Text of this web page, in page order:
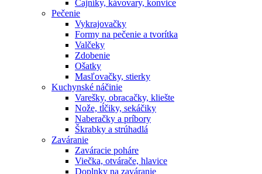
Čajníky, kávovary, konvice
Pečenie
Vykrajovačky
Formy na pečenie a tvorítka
Valčeky
Zdobenie
Ošatky
Masľovačky, stierky
Kuchynské náčinie
Varešky, obracačky, kliešte
Nože, tĺčiky, sekáčiky
Naberačky a príbory
Škrabky a strúhadlá
Zaváranie
Zaváracie poháre
Viečka, otvárače, hlavice
Doplnky na zaváranie